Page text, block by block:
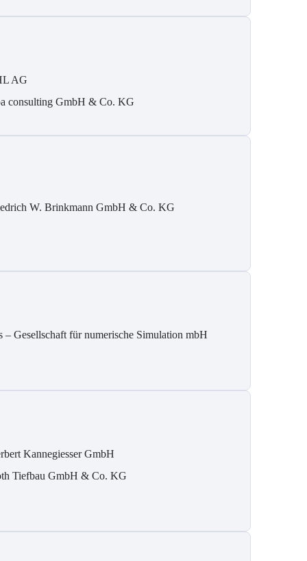
AG
consulting GmbH & Co. KG
W. Brinkmann GmbH & Co. KG
– Gesellschaft für numerische Simulation mbH
Kannegiesser GmbH
Tiefbau GmbH & Co. KG